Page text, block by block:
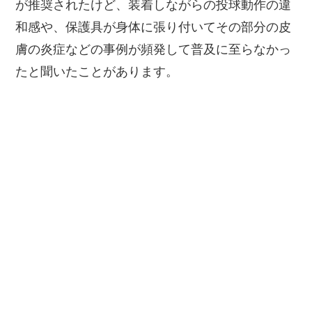
が推奨されたけど、装着しながらの投球動作の違
和感や、保護具が身体に張り付いてその部分の皮
膚の炎症などの事例が頻発して普及に至らなかっ
たと聞いたことがあります。